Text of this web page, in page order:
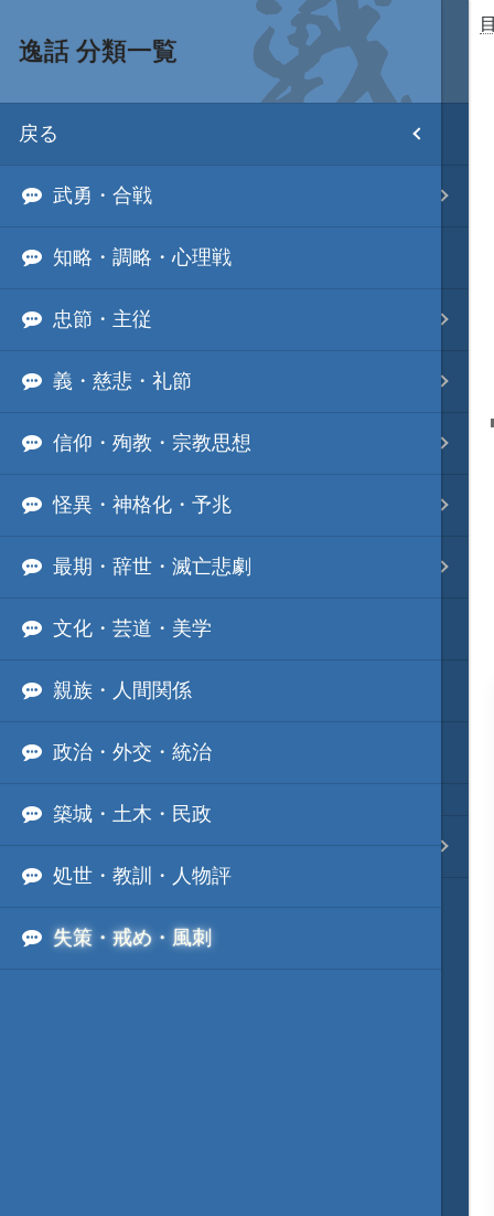
目次
武将 読み一覧
姫 読み一覧
家宝 分類一覧
城 地域分類
合戦 地域分類
事変 地域分類
逸話 分類一覧
逸話 分類一覧
戻る
武勇・合戦
知略・調略・心理戦
忠節・主従
義・慈悲・礼節
信仰・殉教・宗教思想
怪異・神格化・予兆
最期・辞世・滅亡悲劇
文化・芸道・美学
親族・人間関係
政治・外交・統治
築城・土木・民政
処世・教訓・人物評
失策・戒め・風刺
戦国ニュース
寺社・城・庭園ニュース
信長の野望ニュース